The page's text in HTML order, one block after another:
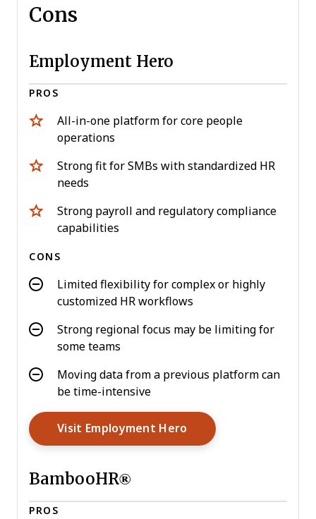
Cons
Employment Hero
PROS
All-in-one platform for core people
operations
Strong fit for SMBs with standardized HR
needs
Strong payroll and regulatory compliance
capabilities
CONS
Limited flexibility for complex or highly
customized HR workflows
Strong regional focus may be limiting for
some teams
Moving data from a previous platform can
be time-intensive
Visit Employment Hero Opens New Window
BambooHR®
PROS